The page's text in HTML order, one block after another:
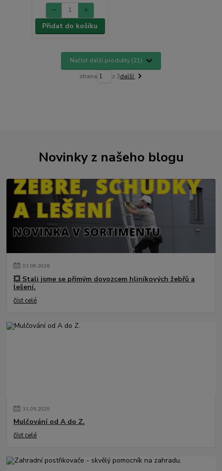
Přidat do košíku
Načíst další produkty (21)
strana z 3další
Novinky z našeho blogu
01.08.2026
💥 Stali jsme se přímým dovozcem hliníkových žebřů a
lešení.
číst celé
31.05.2025
Mulčování od A do Z.
číst celé